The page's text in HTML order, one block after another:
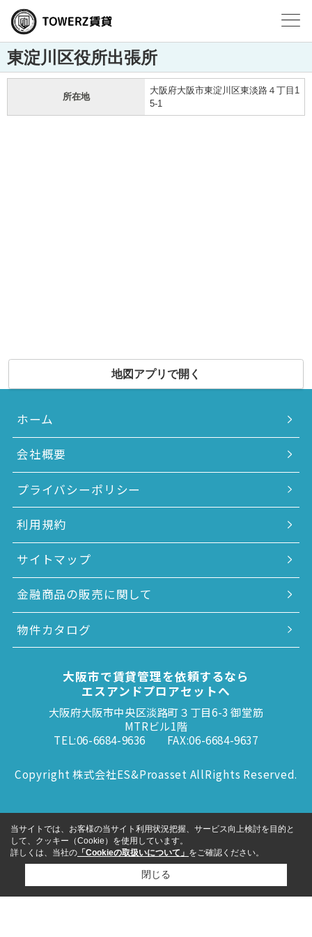
東淀川区役所出張所
所在地
大阪府大阪市東淀川区東淡路４丁目1
5-1
地図アプリで開く
ホーム
会社概要
プライバシーポリシー
利用規約
サイトマップ
金融商品の販売に関して
物件カタログ
大阪市で賃貸管理を依頼するなら
エスアンドプロアセットへ
大阪府大阪市中央区淡路町３丁目6-3 御堂筋
MTRビル1階
TEL:06-6684-9636
FAX:06-6684-9637
Copyright 株式会社ES&Proasset AllRights Reserved.
当サイトでは、お客様の当サイト利用状況把握、サービス向上検討を目的と
して、クッキー（Cookie）を使用しています。
詳しくは、当社の 「Cookieの取扱いについて」 をご確認ください。
閉じる